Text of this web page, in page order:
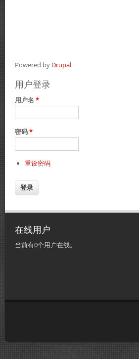
Powered by Drupal
用户登录
用户名 *
密码*
重设密码
在线用户
当前有0个用户在线。